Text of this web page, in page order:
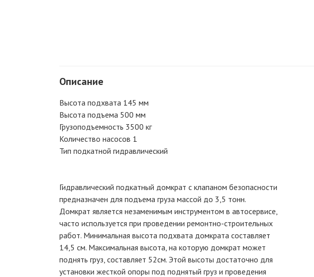
Описание
Высота подхвата 145 мм
Высота подъема 500 мм
Грузоподъемность 3500 кг
Количество насосов 1
Тип подкатной гидравлический
Гидравлический подкатный домкрат с клапаном безопасности
предназначен для подъема груза массой до 3,5 тонн.
Домкрат является незаменимым инструментом в автосервисе,
часто используется при проведении ремонтно-строительных
работ. Минимальная высота подхвата домкрата составляет
14,5 см. Максимальная высота, на которую домкрат может
поднять груз, составляет 52см. Этой высоты достаточно для
установки жесткой опоры под поднятый груз и проведения